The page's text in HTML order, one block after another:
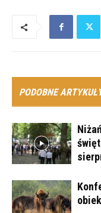
PODOBNE